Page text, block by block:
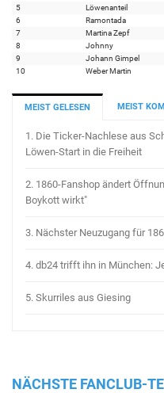
5
Löwenanteil
6
Ramontada
7
Martina Zepf
8
Johnny
9
Johann Gimpel
10
Weber Martin
MEIST GELESEN MEIST
1. Die Ticker-Nachlese aus
Löwen-Start in die Freiheit
2. 1860-Fanshop ändert
Boykott wirkt"
3. Nächster Neuzugang für
4. db24 trifft ihn in München:
5. Skurriles aus Giesing
NÄCHSTE FANCLUB-